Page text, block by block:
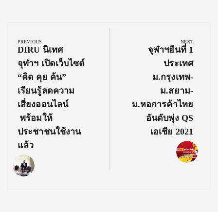
navigation
PREVIOUS
Previous
Post:
DIRU นิเทศ
จุฬาฯ เปิดเว็บไซต์
“คิด คุย ค้น”
เรียนรู้ลดความ
เสี่ยงออนไลน์
พร้อมให้
ประชาชนใช้งาน
แล้ว
NEXT
Next
Post:
จุฬาฯยืนที่ 1
ประเทศ
ม.กรุงเทพ-
ม.สยาม-
ม.หอการค้าไทย
อันดับพุ่ง QS
เอเชีย 2021